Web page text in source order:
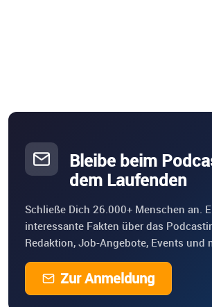
Bleibe beim
dem Laufenden
Schließe Dich 26.000+ Menschen an.
interessante Fakten über das
Redaktion, Job-Angebote, Events und
Zur Anmeldung